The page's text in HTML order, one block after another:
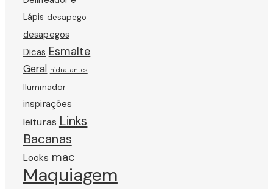
Lápis desapego
desapegos
Dicas Esmalte
Geral hidratantes
Iluminador
inspirações
leituras Links
Bacanas
Looks mac
Maquiagem